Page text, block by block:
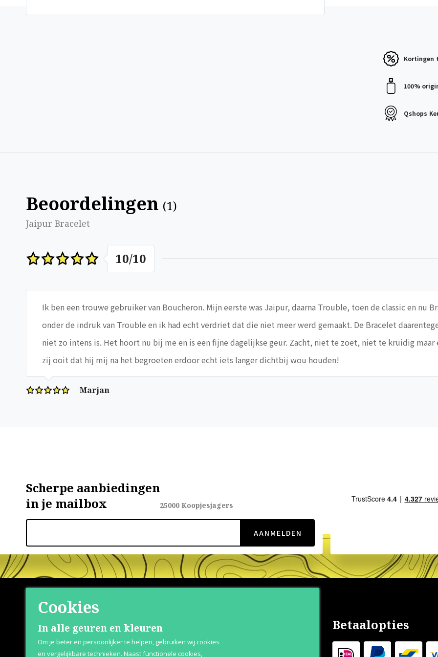
Kortingen
100%
Qshops
Beoordelingen (1)
Jaipur Bracelet
10/10
Ik ben een trouwe gebruiker van Boucheron. Mijn eerste was Jaipur, daarna Trouble, toen de classic en nu
onder de indruk van Trouble en ik had echt verdriet dat die niet meer werd gemaakt. De Bracelet
niet zo intens is. Het hoort nu bij me en is een fijne dagelijkse geur. Zacht, niet te zoet, niet te kruidig maar
zij ooit dat hij mij na het begroeten erdoor echt iets langer dichtbij wou houden!
Marjan
Scherpe aanbiedingen
in je mailbox
25000 Koopjesjagers
AANMELDEN
Shop
Herenparfum Over Parfum Outlet
Betaalopties
Cookies
In alle geuren en kleuren
Om je beter en persoonlijker te helpen, gebruiken wij cookies
en vergelijkbare technieken. Naast functionele cookies,